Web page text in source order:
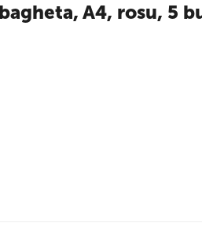
A4, rosu, 5